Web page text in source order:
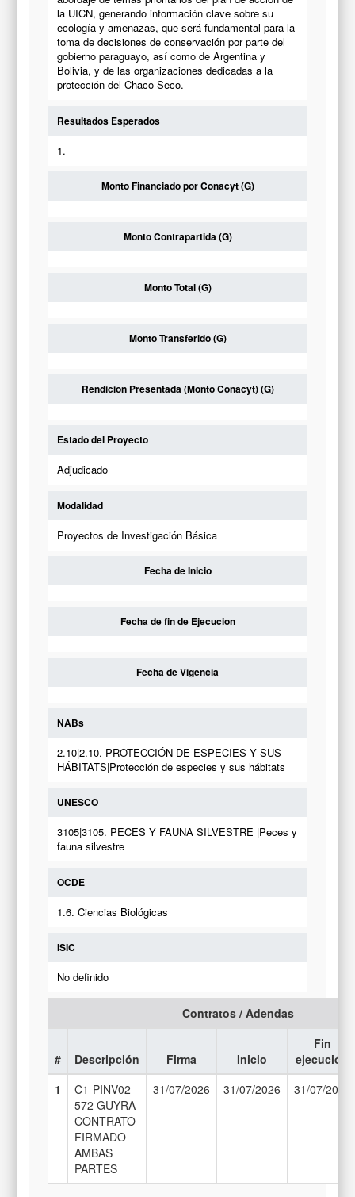
la UICN, generando información clave sobre su
ecología y amenazas, que será fundamental para la
toma de decisiones de conservación por parte del
gobierno paraguayo, así como de Argentina y
Bolivia, y de las organizaciones dedicadas a la
protección del Chaco Seco.
Resultados Esperados
1.
Monto Financiado por Conacyt (G)
Monto Contrapartida (G)
Monto Total (G)
Monto Transferido (G)
Rendicion Presentada (Monto Conacyt) (G)
Estado del Proyecto
Adjudicado
Modalidad
Proyectos de Investigación Básica
Fecha de Inicio
Fecha de fin de Ejecucion
Fecha de Vigencia
NABs
2.10|2.10. PROTECCIÓN DE ESPECIES Y SUS
HÁBITATS|Protección de especies y sus hábitats
UNESCO
3105|3105. PECES Y FAUNA SILVESTRE |Peces y
fauna silvestre
OCDE
1.6. Ciencias Biológicas
ISIC
No definido
Contratos / Adendas
# Descripción Firma Inicio
Fin
ejecución
1
C1-PINV02-
572 GUYRA
CONTRATO
FIRMADO
AMBAS
PARTES
31/07/2026 31/07/2026 31/07/2028